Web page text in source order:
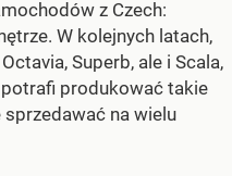
z Czech:
W kolejnych latach,
Superb, ale i Scala,
potrafi produkować takie
na wielu